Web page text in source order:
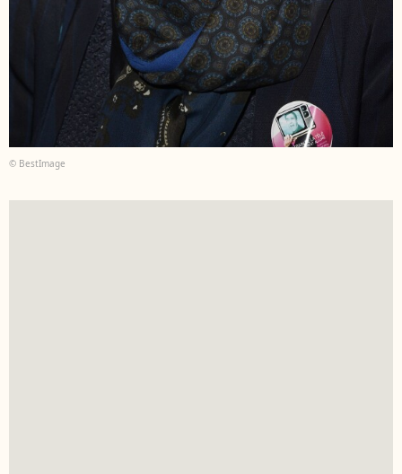
© BestImage